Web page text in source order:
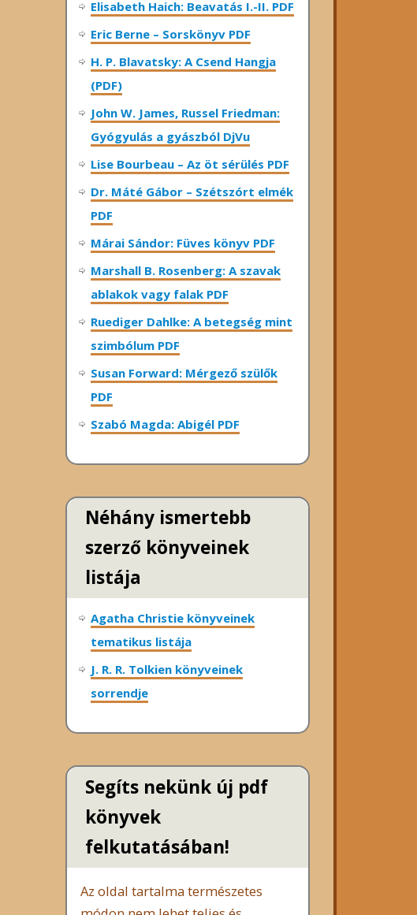
Elisabeth Haich: Beavatás I.-II. PDF
Eric Berne – Sorskönyv PDF
H. P. Blavatsky: A Csend Hangja
(PDF)
John W. James, Russel Friedman:
Gyógyulás a gyászból DjVu
Lise Bourbeau – Az öt sérülés PDF
Dr. Máté Gábor – Szétszórt elmék
PDF
Márai Sándor: Füves könyv PDF
Marshall B. Rosenberg: A szavak
ablakok vagy falak PDF
Ruediger Dahlke: A betegség mint
szimbólum PDF
Susan Forward: Mérgező szülők
PDF
Szabó Magda: Abigél PDF
Néhány ismertebb
szerző könyveinek
listája
Agatha Christie könyveinek
tematikus listája
J. R. R. Tolkien könyveinek
sorrendje
Segíts nekünk új pdf
könyvek
felkutatásában!
Az oldal tartalma természetes